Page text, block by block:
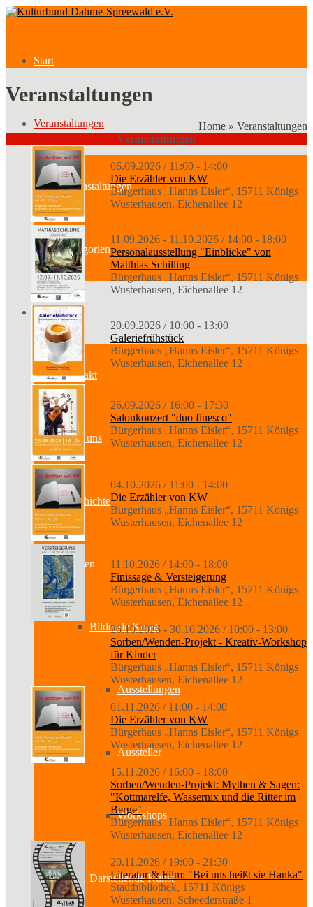
Start
Veranstaltungen
Veranstaltungen
Kategorien
Verein
Kontakt
Über uns
Geschichte
Sparten
Bildende Kunst
Ausstellungen
Aussteller
Workshops
Darstellende Kunst
Veranstaltungen
Home » Veranstaltungen
Veranstaltungen
06.09.2026 / 11:00 - 14:00
Die Erzähler von KW
Bürgerhaus „Hanns Eisler“, 15711 Königs
Wusterhausen, Eichenallee 12
11.09.2026 - 11.10.2026 / 14:00 - 18:00
Personalausstellung "Einblicke" von
Matthias Schilling
Bürgerhaus „Hanns Eisler“, 15711 Königs
Wusterhausen, Eichenallee 12
20.09.2026 / 10:00 - 13:00
Galeriefrühstück
Bürgerhaus „Hanns Eisler“, 15711 Königs
Wusterhausen, Eichenallee 12
26.09.2026 / 16:00 - 17:30
Salonkonzert "duo finesco"
Bürgerhaus „Hanns Eisler“, 15711 Königs
Wusterhausen, Eichenallee 12
04.10.2026 / 11:00 - 14:00
Die Erzähler von KW
Bürgerhaus „Hanns Eisler“, 15711 Königs
Wusterhausen, Eichenallee 12
11.10.2026 / 14:00 - 18:00
Finissage & Versteigerung
Bürgerhaus „Hanns Eisler“, 15711 Königs
Wusterhausen, Eichenallee 12
26.10.2026 - 30.10.2026 / 10:00 - 13:00
Sorben/Wenden-Projekt - Kreativ-Workshop
für Kinder
Bürgerhaus „Hanns Eisler“, 15711 Königs
Wusterhausen, Eichenallee 12
01.11.2026 / 11:00 - 14:00
Die Erzähler von KW
Bürgerhaus „Hanns Eisler“, 15711 Königs
Wusterhausen, Eichenallee 12
15.11.2026 / 16:00 - 18:00
Sorben/Wenden-Projekt: Mythen & Sagen:
"Kottmarelfe, Wassernix und die Ritter im
Berge"
Bürgerhaus „Hanns Eisler“, 15711 Königs
Wusterhausen, Eichenallee 12
20.11.2026 / 19:00 - 21:30
Literatur & Film: "Bei uns heißt sie Hanka"
Stadtbibliothek, 15711 Königs
Wusterhausen, Scheederstraße 1